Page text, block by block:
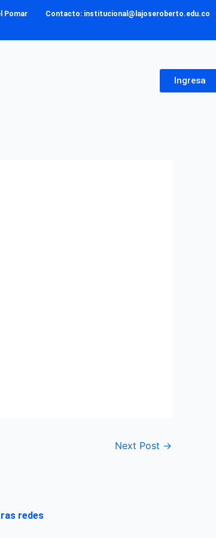
el Pomar Contacto: institucional@lajoseroberto.edu.co
Ingresa
Next Post →
redes